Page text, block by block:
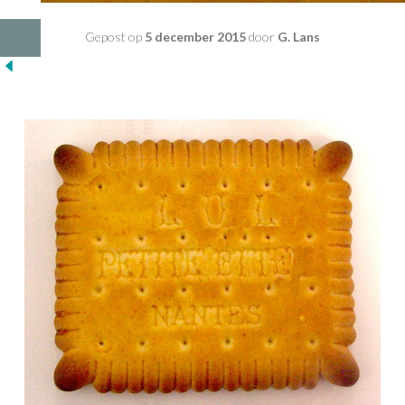
Gepost op 5 december 2015door G. Lans